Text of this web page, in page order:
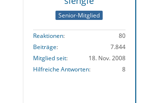
Senior-Mitglied
Reaktionen
80
Beiträge
7.844
Mitglied seit
18. Nov. 2008
Hilfreiche Antworten
8